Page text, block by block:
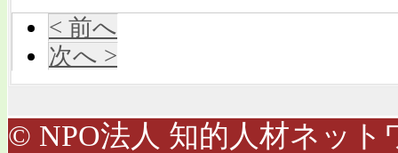
< 前へ
次へ >
© NPO法人 知的人材ネット